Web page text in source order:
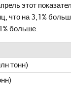
этот
что на 3,1%
больше.
тонн)